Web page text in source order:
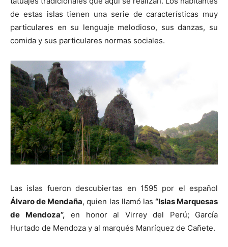
de estas islas tienen una serie de características muy
particulares en su lenguaje melodioso, sus danzas, su
comida y sus particulares normas sociales.
Las islas fueron descubiertas en 1595 por el español
Álvaro de Mendaña, quien las llamó las “Islas Marquesas
de Mendoza”, en honor al Virrey del Perú; García
Hurtado de Mendoza y al marqués Manríquez de Cañete.